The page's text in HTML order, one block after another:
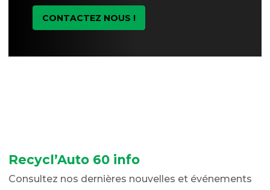
CONTACTEZ NOUS !
Recycl’Auto 60 info
Consultez nos dernières nouvelles et événements